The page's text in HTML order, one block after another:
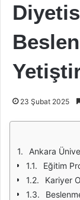
23 Şubat 2025
Ankara
Eğitim
Kariyer